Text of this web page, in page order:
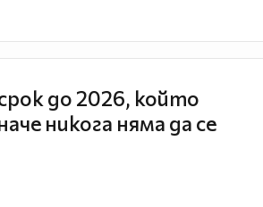
до 2026, който
никога няма да се